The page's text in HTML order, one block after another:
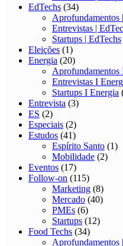
EdTechs (34)
Aprofundamentos
Entrevistas |
Startups | EdTechs
Eleições (1)
Energia (20)
Aprofundamentos
Entrevistas I
Startups I Energia
Entrevista (3)
ES (2)
Especiais (2)
Estudos (41)
Espírito Santo (1)
Mobilidade (2)
Eventos (17)
Follow-on (115)
Marketing (8)
Mercado (40)
PMEs (6)
Startups (12)
Food Techs (34)
Aprofundamentos